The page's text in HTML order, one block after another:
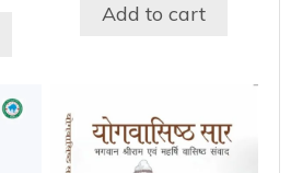
Add to cart